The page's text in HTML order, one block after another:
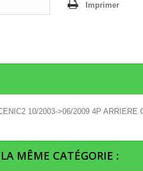
Imprimer
10/2003->06/2009 4P ARRIERE
MÊME CATÉGORIE :